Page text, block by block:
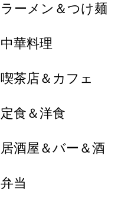
ラーメン＆つけ麺
中華料理
喫茶店＆カフェ
定食＆洋食
居酒屋＆バー＆酒
弁当